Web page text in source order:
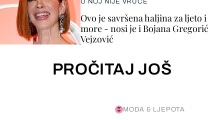
U NOJ NIJE VRUĆE
Ovo je savršena haljina za ljeto i
more - nosi je i Bojana Gregorić
Vejzović
PROČITAJ JOŠ
MODA & LJEPOTA